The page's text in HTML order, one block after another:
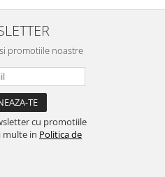
promotiile noastre
cu promotiile
multe in Politica de